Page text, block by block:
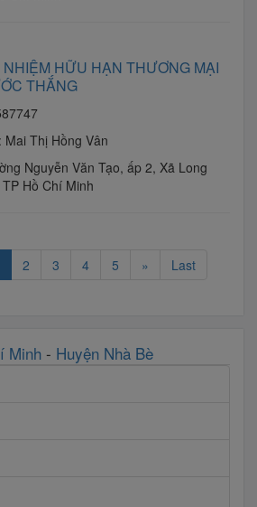
HỮU HẠN THƯƠNG MẠI
THẮNG
Mai Thị Hồng Vân
Nguyễn Văn Tạo, ấp 2, Xã Long
Hồ Chí Minh
2 3 4 5 » Last
Minh- Huyện Nhà Bè